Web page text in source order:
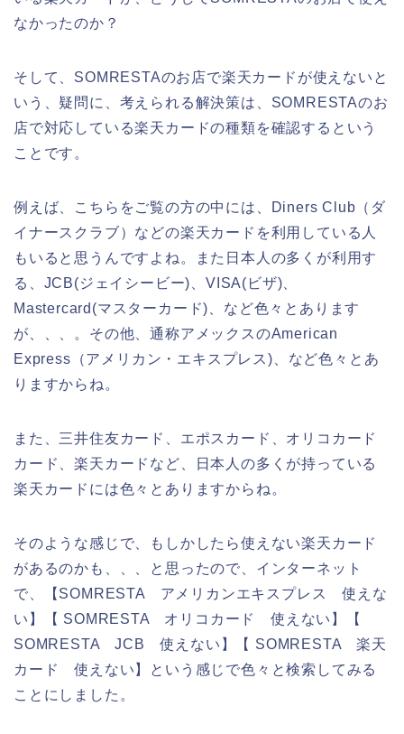
なかったのか？
そして、SOMRESTAのお店で楽天カードが使えないと
いう、疑問に、考えられる解決策は、SOMRESTAのお
店で対応している楽天カードの種類を確認するという
ことです。
例えば、こちらをご覧の方の中には、Diners Club（ダ
イナースクラブ）などの楽天カードを利用している人
もいると思うんですよね。また日本人の多くが利用す
る、JCB(ジェイシービー)、VISA(ビザ)、
Mastercard(マスターカード)、など色々とあります
が、、、。その他、通称アメックスのAmerican
Express（アメリカン・エキスプレス)、など色々とあ
りますからね。
また、三井住友カード、エポスカード、オリコカード
カード、楽天カードなど、日本人の多くが持っている
楽天カードには色々とありますからね。
そのような感じで、もしかしたら使えない楽天カード
があるのかも、、、と思ったので、インターネット
で、【SOMRESTA アメリカンエキスプレス 使えな
い】【 SOMRESTA オリコカード 使えない】【
SOMRESTA JCB 使えない】【 SOMRESTA 楽天
カード 使えない】という感じで色々と検索してみる
ことにしました。